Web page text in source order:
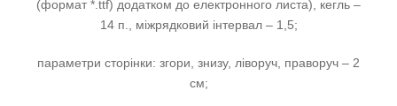
(формат *.ttf) додатком до електронного листа), кегль –
14 п., міжрядковий інтервал – 1,5;
параметри сторінки: згори, знизу, ліворуч, праворуч – 2
см;